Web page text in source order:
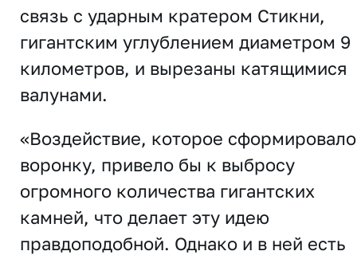
связь с ударным кратером Стикни,
гигантским углублением диаметром 9
километров, и вырезаны катящимися
валунами.
«Воздействие, которое сформировало
воронку, привело бы к выбросу
огромного количества гигантских
камней, что делает эту идею
правдоподобной. Однако и в ней есть